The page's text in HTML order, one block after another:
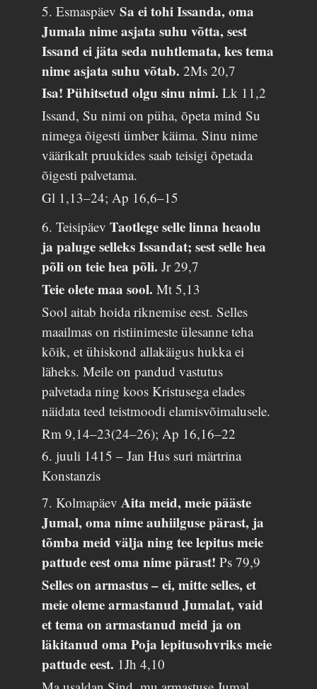
5. EsmaspäevSa ei tohi Issanda, oma
Jumala nime asjata suhu võtta, sest
Issand ei jäta seda nuhtlemata, kes tema
nime asjata suhu võtab.2Ms 20,7
Isa! Pühitsetud olgu sinu nimi.Lk 11,2
Issand, Su nimi on püha, õpeta mind Su
nimega õigesti ümber käima. Sinu nime
väärikalt pruukides saab teisigi õpetada
õigesti palvetama.
Gl 1,13–24; Ap 16,6–15
6. TeisipäevTaotlege selle linna heaolu
ja paluge selleks Issandat; sest selle hea
põli on teie hea põli.Jr 29,7
Teie olete maa sool.Mt 5,13
Sool aitab hoida riknemise eest. Selles
maailmas on ristiinimeste ülesanne teha
kõik, et ühiskond allakäigus hukka ei
läheks. Meile on pandud vastutus
palvetada ning koos Kristusega elades
näidata teed teistmoodi elamisvõimalusele.
Rm 9,14–23(24–26); Ap 16,16–22
6. juuli 1415 – Jan Hus suri märtrina
Konstanzis
7. Kolmapäev Aita meid, meie pääste
Jumal, oma nime auhiilguse pärast, ja
tõmba meid välja ning tee lepitus meie
pattude eest oma nime pärast!Ps 79,9
Selles on armastus – ei, mitte selles, et
meie oleme armastanud Jumalat, vaid
et tema on armastanud meid ja on
läkitanud oma Poja lepitusohvriks meie
pattude eest. 1Jh 4,10